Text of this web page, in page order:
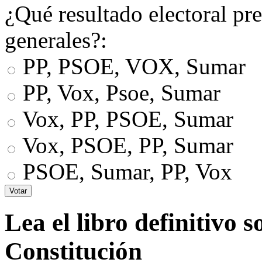
¿Qué resultado electoral
generales?:
PP, PSOE, VOX, Sumar
PP, Vox, Psoe, Sumar
Vox, PP, PSOE, Sumar
Vox, PSOE, PP, Sumar
PSOE, Sumar, PP, Vox
Lea el libro definitivo
Constitución